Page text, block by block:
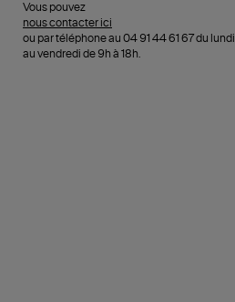
Vous pouvez
nous contacter ici
ou par téléphone au 04 91 44 61 67 du lundi
au vendredi de 9h à 18h.